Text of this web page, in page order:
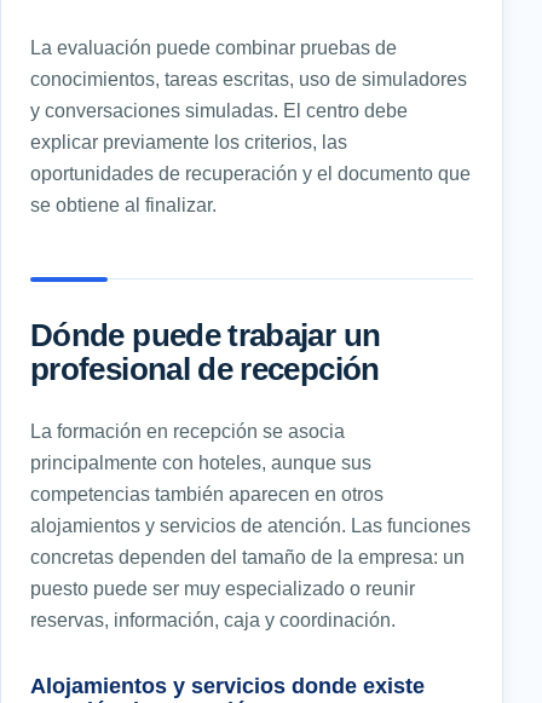
La evaluación puede combinar pruebas de
conocimientos, tareas escritas, uso de simuladores
y conversaciones simuladas. El centro debe
explicar previamente los criterios, las
oportunidades de recuperación y el documento que
se obtiene al finalizar.
Dónde puede trabajar un
profesional de recepción
La formación en recepción se asocia
principalmente con hoteles, aunque sus
competencias también aparecen en otros
alojamientos y servicios de atención. Las funciones
concretas dependen del tamaño de la empresa: un
puesto puede ser muy especializado o reunir
reservas, información, caja y coordinación.
Alojamientos y servicios donde existe